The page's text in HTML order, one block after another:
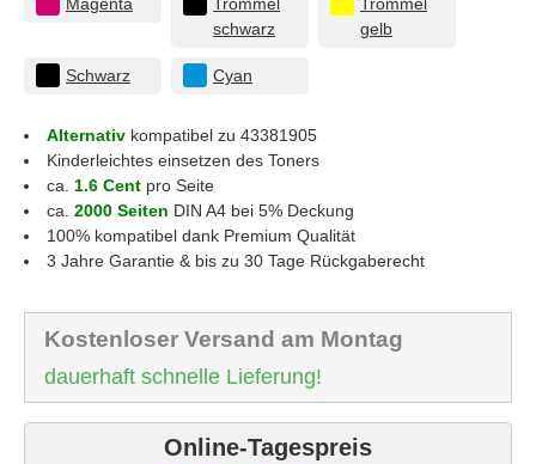
schwarz
gelb
Schwarz Cyan
Alternativ kompatibel zu 43381905
Kinderleichtes einsetzen des Toners
ca. 1.6 Cent pro Seite
ca. 2000 Seiten DIN A4 bei 5% Deckung
100% kompatibel dank Premium Qualität
3 Jahre Garantie & bis zu 30 Tage Rückgaberecht
Kostenloser Versand am Montag
dauerhaft schnelle Lieferung!
Online-Tagespreis